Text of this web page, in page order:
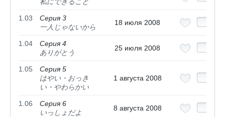
1.03
Серия 3
一人じゃないから
18 июля 2008
1.04
Серия 4
ありがとう
25 июля 2008
1.05
Серия 5
はやい・おっき
い・やわらかい
1 августа 2008
1.06
Серия 6
いっしょだよ
8 августа 2008